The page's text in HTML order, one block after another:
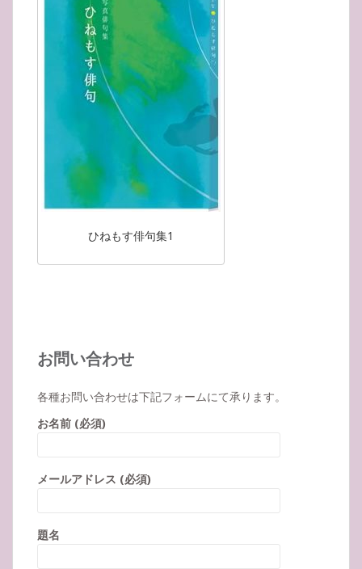
ひねもす俳句集1
お問い合わせ
各種お問い合わせは下記フォームにて承ります。
お名前 (必須)
メールアドレス (必須)
題名